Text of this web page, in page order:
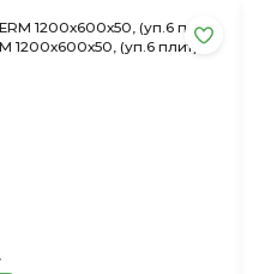
1200х600х50, (уп.6 плит)